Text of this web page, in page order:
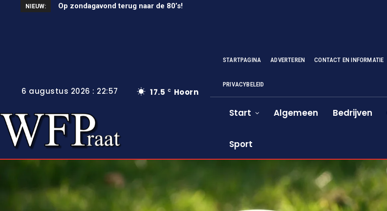
NIEUW: Op zondagavond terug naar de 80’s!
Unieke wielerkoers in Wervershoof
17.5 C Hoorn
6 augustus 2026 : 22:57
STARTPAGINA ADVERTEREN CONTACT EN INFORMATIE
PRIVACYBELEID
Start Algemeen Bedrijven
Sport